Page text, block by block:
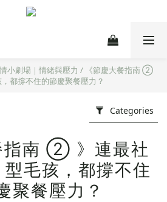
小劇場｜情緒與壓力 / 《節慶大餐指南 ②
都撐不住的節慶聚餐壓力？
Categories
指南 ② 》連最社
毛孩，都撐不住
聚餐壓力？